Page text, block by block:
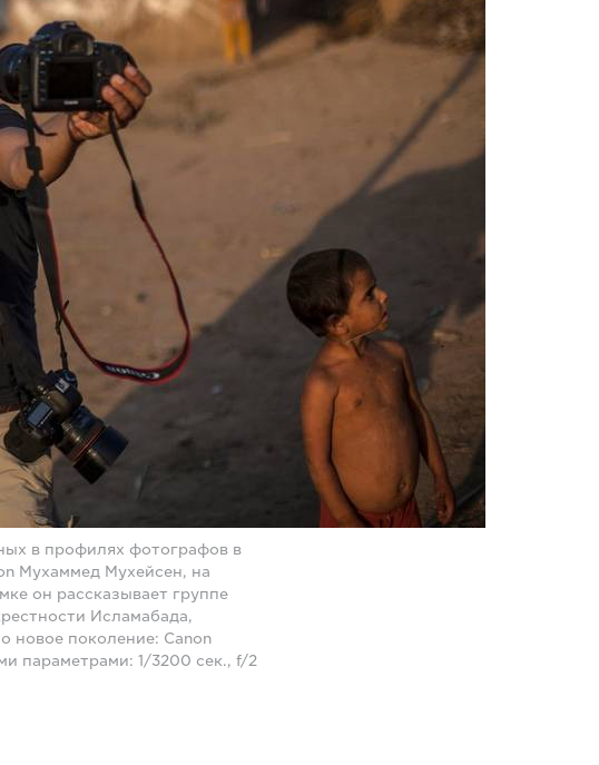
в профилях фотографов в
Мухаммед Мухейсен, на
он рассказывает группе
Исламабада,
новое поколение: Canon
параметрами: 1/3200 сек., f/2